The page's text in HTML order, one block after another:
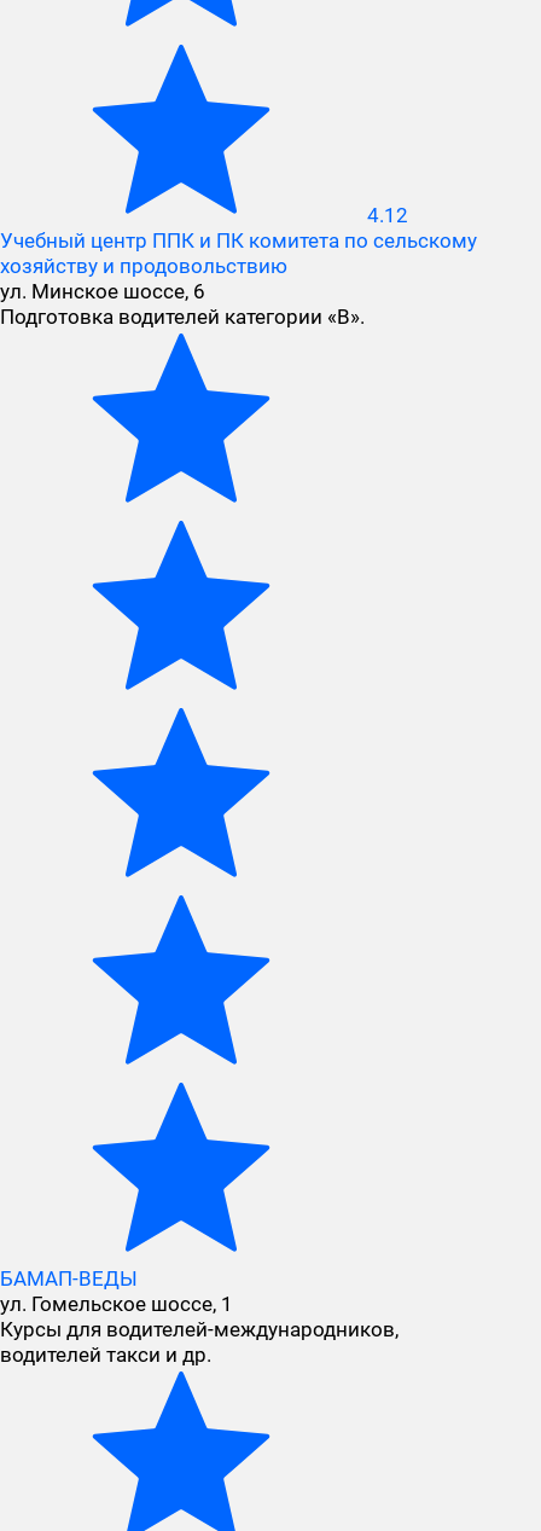
4.12
Учебный центр ППК и ПК комитета по сельскому
хозяйству и продовольствию
ул. Минское шоссе, 6
Подготовка водителей категории «B».
БАМАП-ВЕДЫ
ул. Гомельское шоссе, 1
Курсы для водителей-международников,
водителей такси и др.